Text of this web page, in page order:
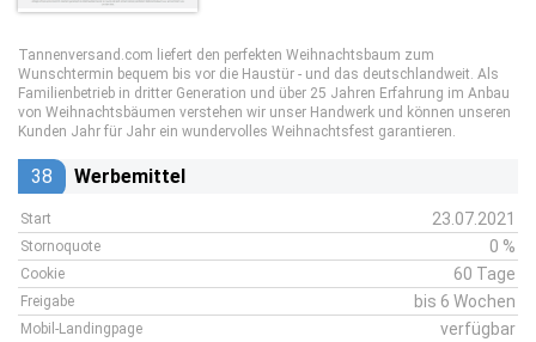
Tannenversand.com liefert den perfekten Weihnachtsbaum zum
Wunschtermin bequem bis vor die Haustür - und das deutschlandweit. Als
Familienbetrieb in dritter Generation und über 25 Jahren Erfahrung im Anbau
von Weihnachtsbäumen verstehen wir unser Handwerk und können unseren
Kunden Jahr für Jahr ein wundervolles Weihnachtsfest garantieren.
38 Werbemittel
Start 23.07.2021
Stornoquote 0 %
Cookie 60 Tage
Freigabe bis 6 Wochen
Mobil-Landingpage verfügbar